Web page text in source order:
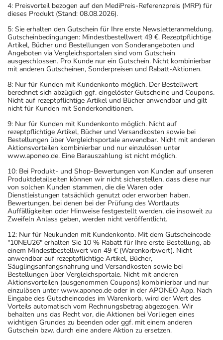
4: Preisvorteil bezogen auf den MediPreis-Referenzpreis (MRP) für
dieses Produkt (Stand: 08.08.2026).
5: Sie erhalten den Gutschein für Ihre erste Newsletteranmeldung.
Gutscheinbedingungen: Mindestbestellwert 49 €. Rezeptpflichtige
Artikel, Bücher und Bestellungen von Sonderangeboten und
Angeboten via Vergleichsportalen sind vom Gutschein
ausgeschlossen. Pro Kunde nur ein Gutschein. Nicht kombinierbar
mit anderen Gutscheinen, Sonderpreisen und Rabatt-Aktionen.
8: Nur für Kunden mit Kundenkonto möglich. Der Bestellwert
berechnet sich abzüglich ggf. eingelöster Gutscheine und Coupons.
Nicht auf rezeptpflichtige Artikel und Bücher anwendbar und gilt
nicht für Kunden mit Sonderkonditionen.
9: Nur für Kunden mit Kundenkonto möglich. Nicht auf
rezeptpflichtige Artikel, Bücher und Versandkosten sowie bei
Bestellungen über Vergleichsportale anwendbar. Nicht mit anderen
Aktionsvorteilen kombinierbar und nur einzulösen unter
www.aponeo.de. Eine Barauszahlung ist nicht möglich.
10: Bei Produkt- und Shop-Bewertungen von Kunden auf unseren
Produktdetailseiten können wir nicht sicherstellen, dass diese nur
von solchen Kunden stammen, die die Waren oder
Dienstleistungen tatsächlich genutzt oder erworben haben.
Bewertungen, bei denen bei der Prüfung des Wortlauts
Auffälligkeiten oder Hinweise festgestellt werden, die insoweit zu
Zweifeln Anlass geben, werden nicht veröffentlicht.
12: Nur für Neukunden mit Kundenkonto. Mit dem Gutscheincode
"10NEU26" erhalten Sie 10 % Rabatt für Ihre erste Bestellung, ab
einem Mindestbestellwert von 49 € (Warenkorbwert). Nicht
anwendbar auf rezeptpflichtige Artikel, Bücher,
Säuglingsanfangsnahrung und Versandkosten sowie bei
Bestellungen über Vergleichsportale. Nicht mit anderen
Aktionsvorteilen (ausgenommen Coupons) kombinierbar und nur
einzulösen unter www.aponeo.de oder in der APONEO App. Nach
Eingabe des Gutscheincodes im Warenkorb, wird der Wert des
Vorteils automatisch vom Rechnungsbetrag abgezogen. Wir
behalten uns das Recht vor, die Aktionen bei Vorliegen eines
wichtigen Grundes zu beenden oder ggf. mit einem anderen
Gutschein bzw. durch eine andere Aktion zu ersetzen.